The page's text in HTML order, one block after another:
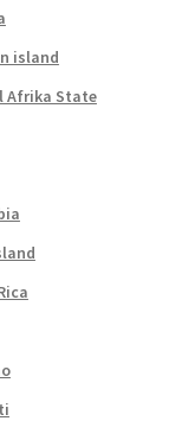
island
Afrika State